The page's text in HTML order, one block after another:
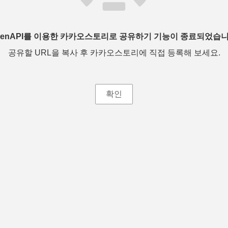
를 이용한 카카오스토리로 공유하기 기능이 종료되었습
공유할 URL을 복사 후 카카오스토리에 직접 등록해 보세요.
확인